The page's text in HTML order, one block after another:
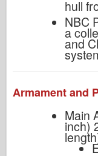
hull
NBC
a
and
Armament and
Main
inch)